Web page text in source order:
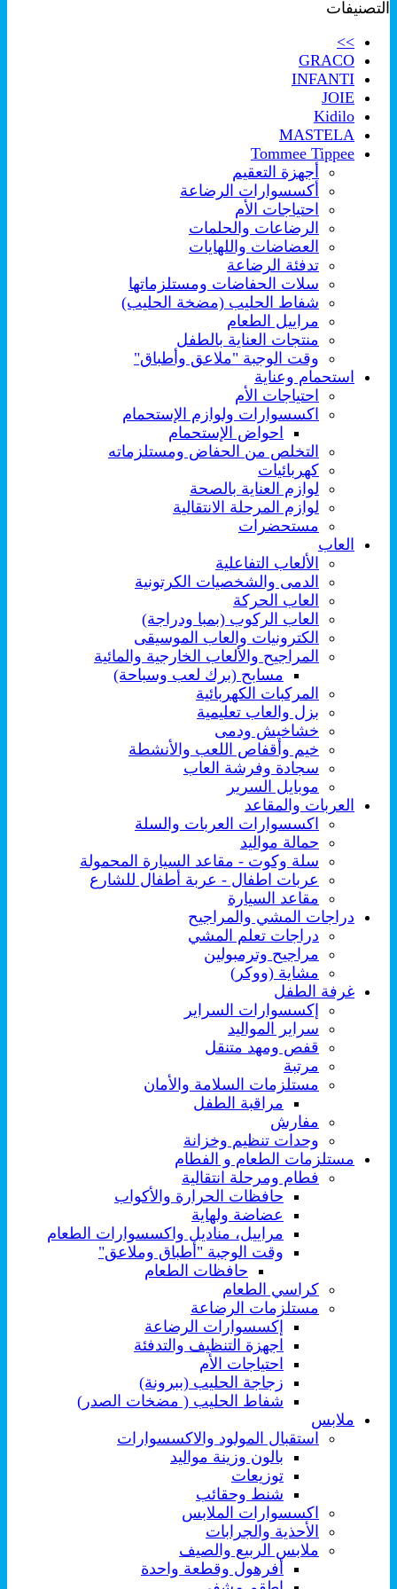
التصنيفات
>>
GRACO
INFANTI
JOIE
Kidilo
MASTELA
Tommee Tippee
أجهزة التعقيم
أكسسوارات الرضاعة
احتياجات الأم
الرضاعات والحلمات
العضاضات واللهايات
تدفئة الرضاعة
سلات الحفاضات ومستلزماتها
شفاط الحليب (مضخة الحليب)
مراييل الطعام
منتجات العناية بالطفل
وقت الوجبة "ملاعق وأطباق"
استحمام وعناية
احتياجات الأم
اكسسوارات ولوازم الإستحمام
احواض الإستحمام
التخلص من الحفاض ومستلزماته
كهربائيات
لوازم العناية بالصحة
لوازم المرحلة الانتقالية
مستحضرات
العاب
الألعاب التفاعلية
الدمى والشخصيات الكرتونية
العاب الحركة
العاب الركوب (بمبا ودراجة)
الكترونيات والعاب الموسيقى
المراجيح والألعاب الخارجية والمائية
مسابح (برك لعب وسباحة)
المركبات الكهربائية
بزل والعاب تعليمية
خشاخيش ودمى
خيم وأقفاص اللعب والأنشطة
سجادة وفرشة العاب
موبايل السرير
العربات والمقاعد
اكسسوارات العربات والسلة
حمالة مواليد
سلة وكوت - مقاعد السيارة المحمولة
عربات اطفال - عربة أطفال للشارع
مقاعد السيارة
دراجات المشي والمراجيح
دراجات تعلم المشي
مراجيح وترمبولين
مشاية (ووكر)
غرفة الطفل
إكسسوارات السراير
سراير المواليد
قفص ومهد متنقل
مرتبة
مستلزمات السلامة والأمان
مراقبة الطفل
مفارش
وحدات تنظيم وخزانة
مستلزمات الطعام و الفطام
فطام ومرحلة انتقالية
حافظات الحرارة والأكواب
عضاضة ولهاية
مراييل، مناديل واكسسوارات الطعام
وقت الوجبة "أطباق وملاعق"
حافظات الطعام
كراسي الطعام
مستلزمات الرضاعة
إكسسوارات الرضاعة
اجهزة التنظيف والتدفئة
احتياجات الأم
زجاجة الحليب (ببرونة)
شفاط الحليب ( مضخات الصدر)
ملابس
استقبال المولود والاكسسوارات
بالون وزينة مواليد
توزيعات
شنط وحقائب
اكسسوارات الملابس
الأحذية والجرابات
ملابس الربيع والصيف
أفرهول وقطعة واحدة